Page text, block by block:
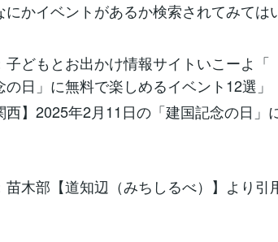
にかイベントがあるか検索されてみては
子どもとお出かけ情報サイトいこーよ「
の日」に無料で楽しめるイベント12選」
西】2025年2月11日の「建国記念の日
苗木部【道知辺（みちしるべ）】より引